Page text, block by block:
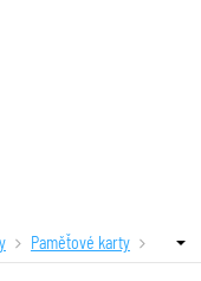
Paměťové karty